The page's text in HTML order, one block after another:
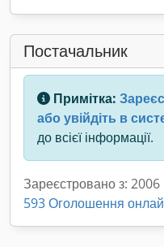
Постачальник
Примітка:
або увійдіть в
до всієї інформації.
Зареєстровано з: 2006
593 Оголошення